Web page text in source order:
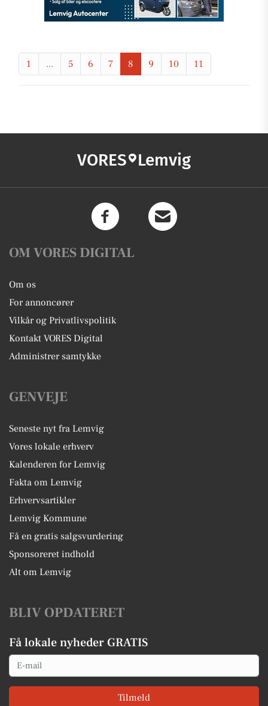
1 ... 5 6 7 8 9 10 11
VORES Lemvig
OM VORES DIGITAL
Om os
For annoncører
Vilkår og Privatlivspolitik
Kontakt VORES Digital
Administrer samtykke
GENVEJE
Seneste nyt fra Lemvig
Vores lokale erhverv
Kalenderen for Lemvig
Fakta om Lemvig
Erhvervsartikler
Lemvig Kommune
Få en gratis salgsvurdering
Sponsoreret indhold
Alt om Lemvig
BLIV OPDATERET
Få lokale nyheder GRATIS
Email
Tilmeld